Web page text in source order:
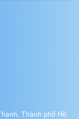
Thành phố Hồ